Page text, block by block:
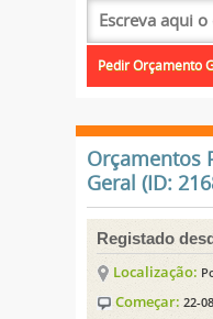
Orçamentos
Geral (ID:
Registado
Localização:
Começar: 22-